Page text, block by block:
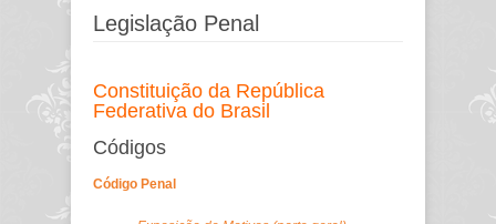
Legislação Penal
Constituição da República
Federativa do Brasil
Códigos
Código Penal